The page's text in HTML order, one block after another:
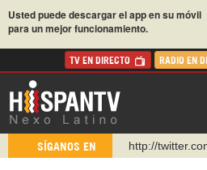
Usted puede descargar el app en su móvil
para un mejor funcionamiento.
TV EN DIRECTO RADIO EN
SÍGANOS EN
http://